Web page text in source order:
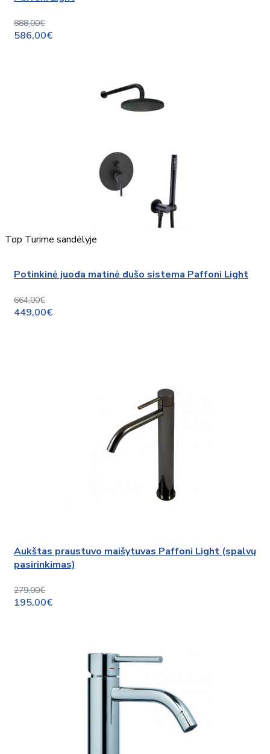
888,00€
586,00€
Top Turime sandėlyje
Potinkinė juoda matinė dušo sistema Paffoni Light
664,00€
449,00€
Aukštas praustuvo maišytuvas Paffoni Light (spalvų
pasirinkimas)
279,00€
195,00€